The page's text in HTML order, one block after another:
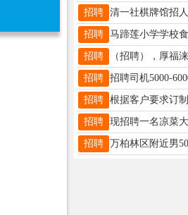
招聘
招聘
招聘
招聘
招聘
招聘
招聘